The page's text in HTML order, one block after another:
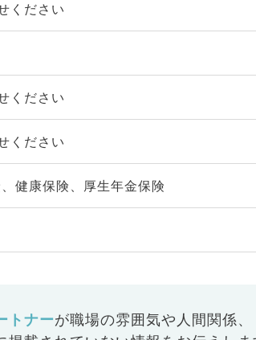
ください
ください
ください
健康保険、厚生年金保険
トナーが職場の雰囲気や人間関係、